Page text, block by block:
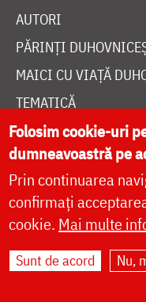
AUTORI
PĂRINȚI
MAICI CU VIAȚĂ
TEMATICĂ
SINAXAR ALFABETIC
MĂNĂSTIRI ȘI
CALENDAR ORTODOX
WIDGET DOXOLOGIA
Folosim cookie-uri
dumneavoastră pe
Prin continuarea
confirmați
cookie. Mai multe
Sunt de acord Nu,